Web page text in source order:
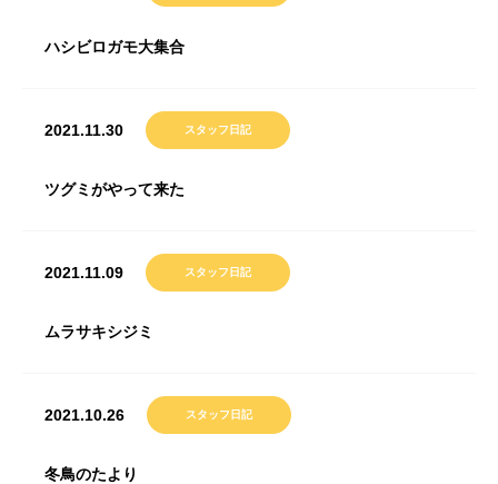
ハシビロガモ大集合
2021.11.30 スタッフ日記
ツグミがやって来た
2021.11.09 スタッフ日記
ムラサキシジミ
2021.10.26 スタッフ日記
冬鳥のたより